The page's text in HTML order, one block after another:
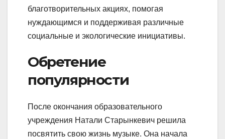
благотворительных акциях, помогая
нуждающимся и поддерживая различные
социальные и экологические инициативы.
Обретение
популярности
После окончания образовательного
учреждения Натали Старынкевич решила
посвятить свою жизнь музыке. Она начала